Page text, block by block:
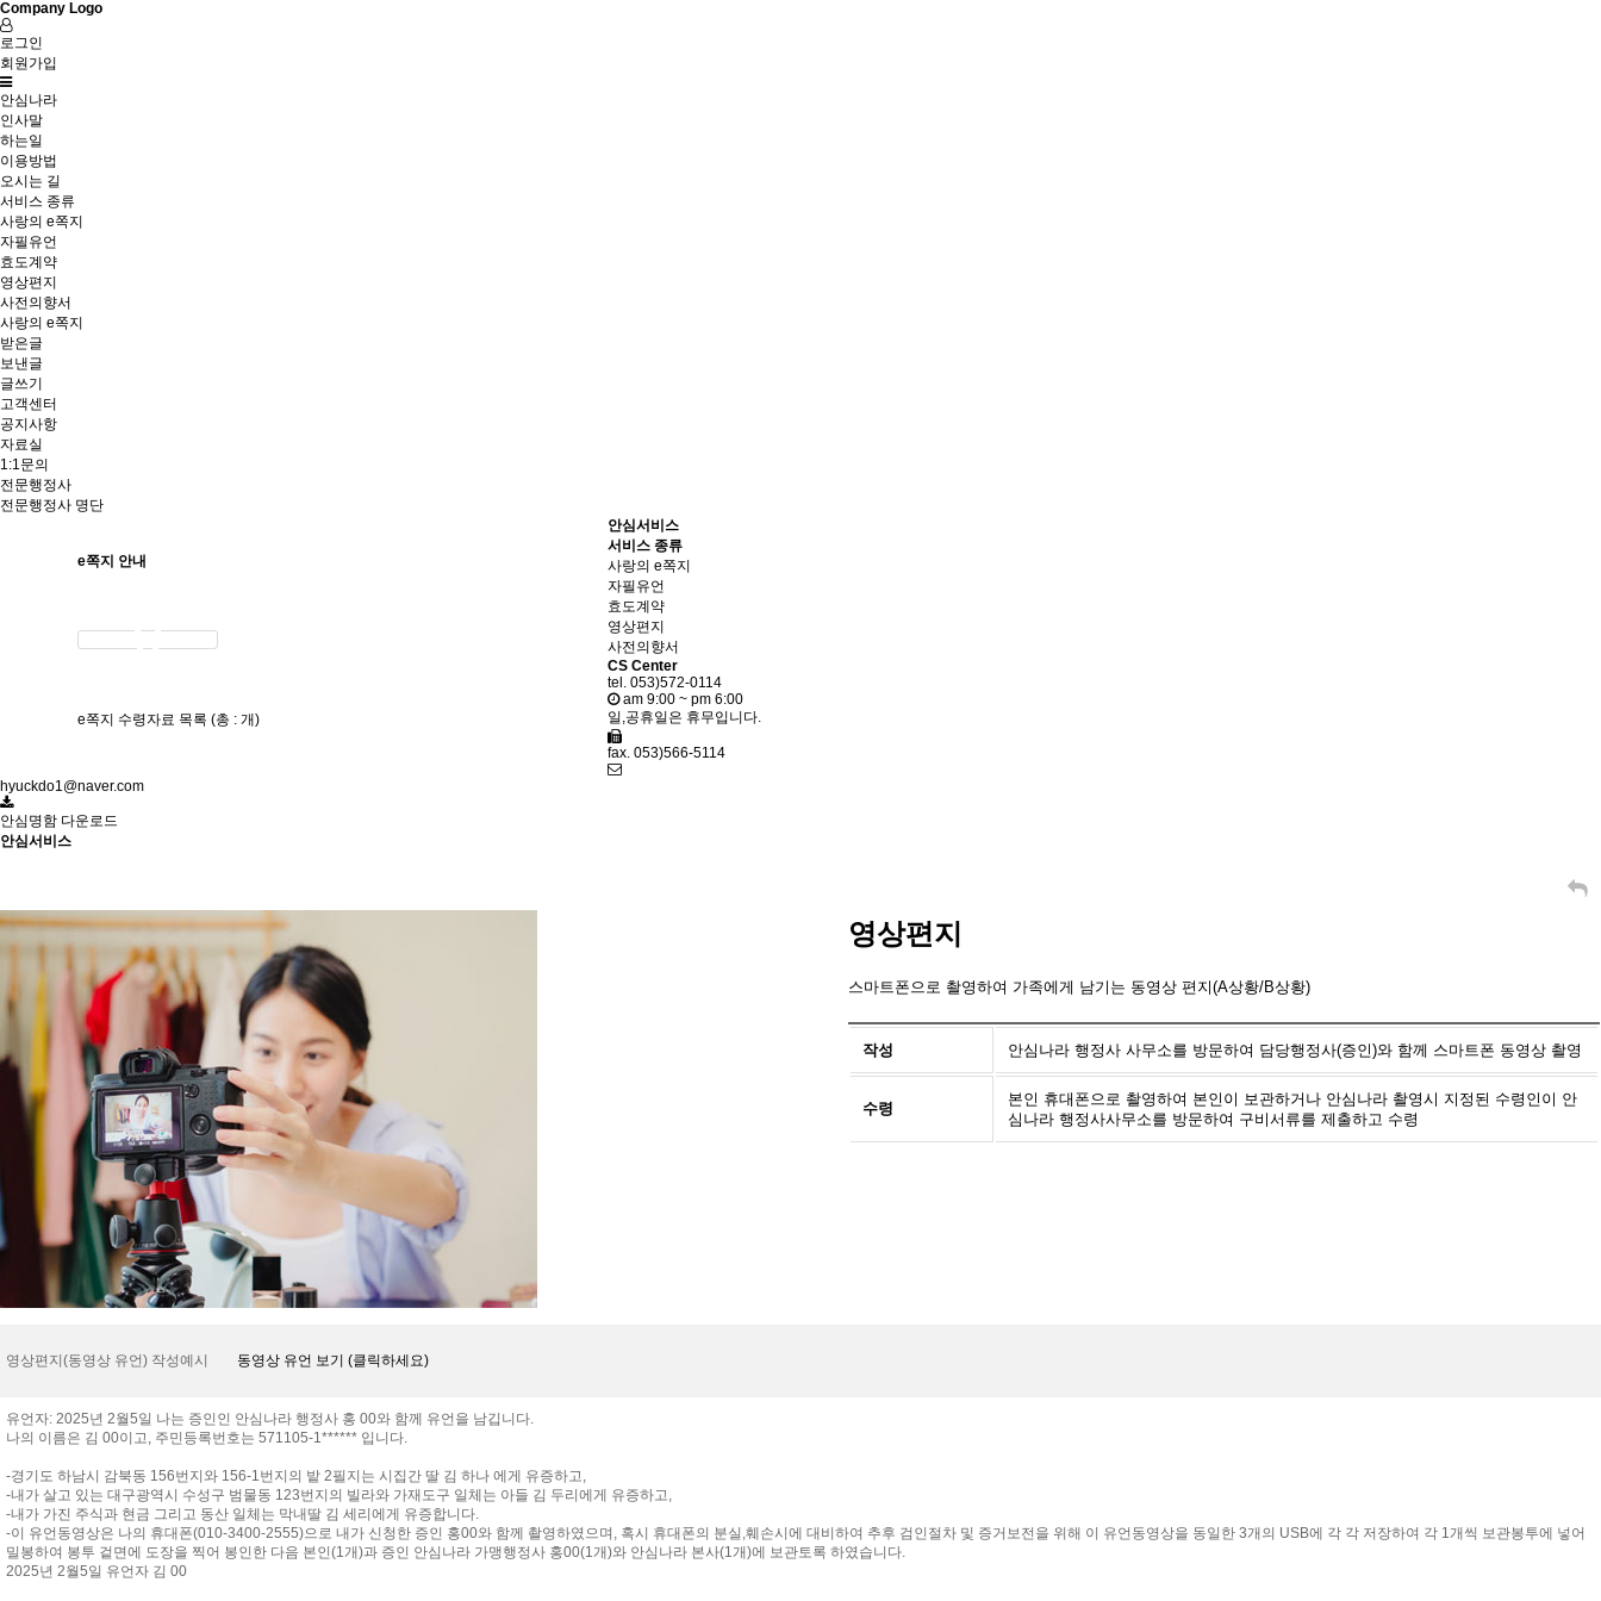
Company Logo
로그인
회원가입
안심나라
인사말
하는일
이용방법
오시는 길
서비스 종류
사랑의 e쪽지
자필유언
효도계약
영상편지
사전의향서
사랑의 e쪽지
받은글
보낸글
글쓰기
고객센터
공지사항
자료실
1:1문의
전문행정사
전문행정사 명단
e쪽지 안내
e쪽지 수령자료 목록 (총 : 개)
안심서비스
서비스 종류
사랑의 e쪽지
자필유언
효도계약
영상편지
사전의향서
CS Center
tel. 053)572-0114
am 9:00 ~ pm 6:00
일,공휴일은 휴무입니다.
fax. 053)566-5114
hyuckdo1@naver.com
안심명함 다운로드
안심서비스
영상편지
스마트폰으로 촬영하여 가족에게 남기는 동영상 편지(A상황/B상황)
작성 안심나라 행정사 사무소를 방문하여 담당행정사(증인)와 함께 스마트폰 동영상 촬영
수령
본인 휴대폰으로 촬영하여 본인이 보관하거나 안심나라 촬영시 지정된 수령인이 안
심나라 행정사사무소를 방문하여 구비서류를 제출하고 수령
영상편지(동영상 유언) 작성예시 동영상 유언 보기 (클릭하세요)
유언자: 2025년 2월5일 나는 증인인 안심나라 행정사 홍 00와 함께 유언을 남깁니다.
나의 이름은 김 00이고, 주민등록번호는 571105-1****** 입니다.
-경기도 하남시 감북동 156번지와 156-1번지의 밭 2필지는 시집간 딸 김 하나 에게 유증하고,
-내가 살고 있는 대구광역시 수성구 범물동 123번지의 빌라와 가재도구 일체는 아들 김 두리에게 유증하고,
-내가 가진 주식과 현금 그리고 동산 일체는 막내딸 김 세리에게 유증합니다.
-이 유언동영상은 나의 휴대폰(010-3400-2555)으로 내가 신청한 증인 홍00와 함께 촬영하였으며, 혹시 휴대폰의 분실,훼손시에 대비하여 추후 검인절차 및 증거보전을 위해 이 유언동영상을 동일한 3개의 USB에 각 각 저장하여 각 1개씩 보관봉투에 넣어
밀봉하여 봉투 겉면에 도장을 찍어 봉인한 다음 본인(1개)과 증인 안심나라 가맹행정사 홍00(1개)와 안심나라 본사(1개)에 보관토록 하였습니다.
2025년 2월5일 유언자 김 00